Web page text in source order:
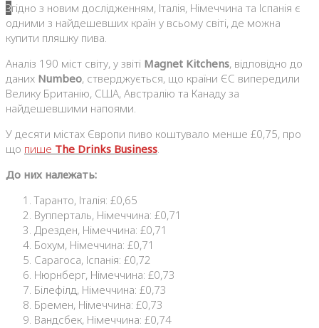
Згідно з новим дослідженням, Італія, Німеччина та Іспанія є
одними з найдешевших країн у всьому світі, де можна
купити пляшку пива.
Аналіз 190 міст світу, у звіті Magnet Kitchens, відповідно до
даних Numbeo, стверджується, що країни ЄС випередили
Велику Британію, США, Австралію та Канаду за
найдешевшими напоями.
У десяти містах Європи пиво коштувало менше £0,75, про
що пише The Drinks Business.
До них належать:
Таранто, Італія: £0,65
Вупперталь, Німеччина: £0,71
Дрезден, Німеччина: £0,71
Бохум, Німеччина: £0,71
Сарагоса, Іспанія: £0,72
Нюрнберг, Німеччина: £0,73
Білефілд, Німеччина: £0,73
Бремен, Німеччина: £0,73
Вандсбек, Німеччина: £0,74